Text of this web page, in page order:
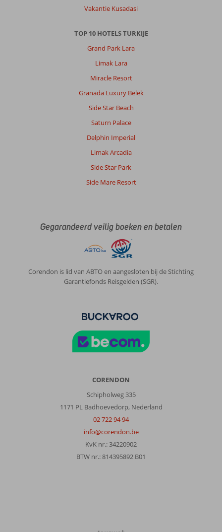
Vakantie Kusadasi
TOP 10 HOTELS TURKIJE
Grand Park Lara
Limak Lara
Miracle Resort
Granada Luxury Belek
Side Star Beach
Saturn Palace
Delphin Imperial
Limak Arcadia
Side Star Park
Side Mare Resort
Gegarandeerd veilig boeken en betalen
Corendon is lid van ABTO en aangesloten bij de Stichting
Garantiefonds Reisgelden (SGR).
CORENDON
Schipholweg 335
1171 PL Badhoevedorp, Nederland
02 722 94 94
info@corendon.be
KvK nr.: 34220902
BTW nr.: 814395892 B01